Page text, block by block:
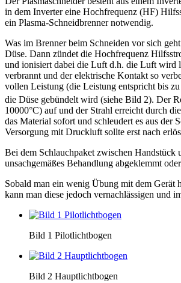
in dem Inverter eine Hochfrequenz (HF)
ein Plasma-Schneidbrenner notwendig.
Was im Brenner beim Schneiden vor sich
Düse. Dann zündet die Hochfrequenz
und ionisiert dabei die Luft d.h. die Luft wird
verbrannt und der elektrische Kontakt so
vollen Leistung (die Leistung entspricht bis
die Düse gebündelt wird (siehe Bild 2). Der
10000°C) auf und der Strahl erreicht durch
das Material sofort und schleudert es aus
Versorgung mit Druckluft sollte erst nach
Bei dem Schlauchpaket zwischen Handstück
unsachgemäßes Behandlung abgeklemmt
Sobald man ein wenig Übung mit dem Gerät
kann man diese jedoch vernachlässigen und
Bild 1 Pilotlichtbogen
Bild 2 Hauptlichtbogen